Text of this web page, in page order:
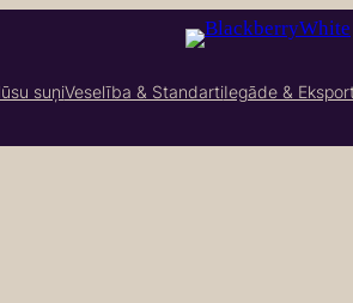
suņiVeselība & StandartiIegāde &